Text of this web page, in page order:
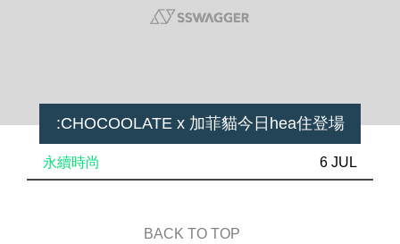
:CHOCOOLATE x 加菲貓今日hea住登場
永續時尚 6 JUL
BACK TO TOP